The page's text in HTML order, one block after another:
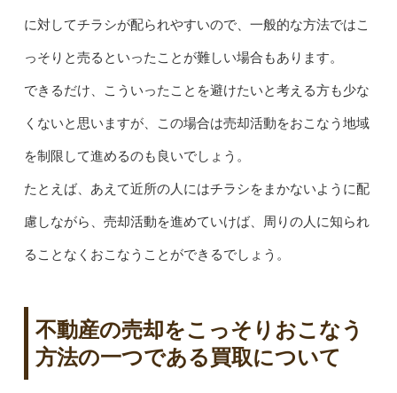
に対してチラシが配られやすいので、一般的な方法ではこ
っそりと売るといったことが難しい場合もあります。
できるだけ、こういったことを避けたいと考える方も少な
くないと思いますが、この場合は売却活動をおこなう地域
を制限して進めるのも良いでしょう。
たとえば、あえて近所の人にはチラシをまかないように配
慮しながら、売却活動を進めていけば、周りの人に知られ
ることなくおこなうことができるでしょう。
不動産の売却をこっそりおこなう
方法の一つである買取について